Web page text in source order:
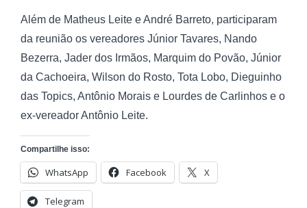
Além de Matheus Leite e André Barreto, participaram
da reunião os vereadores Júnior Tavares, Nando
Bezerra, Jader dos Irmãos, Marquim do Povão, Júnior
da Cachoeira, Wilson do Rosto, Tota Lobo, Dieguinho
das Topics, Antônio Morais e Lourdes de Carlinhos e o
ex-vereador Antônio Leite.
Compartilhe isso:
WhatsApp Facebook X
Telegram